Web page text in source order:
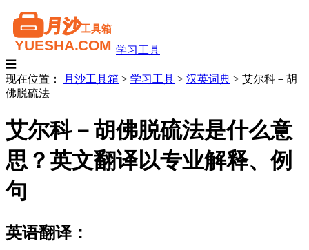
学习工具
☰
现在位置：
月沙工具箱 > 学习工具 > 汉英词典 > 艾尔科－胡
佛脱硫法
艾尔科－胡佛脱硫法是什么意
思？英文翻译以专业解释、例
句
英语翻译：